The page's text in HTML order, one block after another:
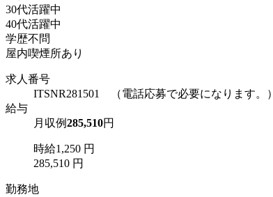
30代活躍中
40代活躍中
学歴不問
屋内喫煙所あり
求人番号
ITSNR281501 （電話応募で必要になります。）
給与
月収例285,510円
時給1,250 円
285,510 円
勤務地